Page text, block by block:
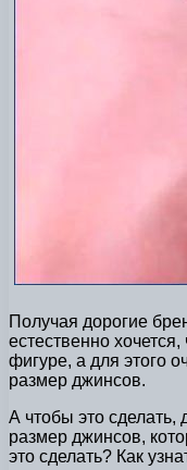
Получая дорогие
естественно
фигуре, а для этого
размер джинсов.
А чтобы это сделать,
размер джинсов,
это сделать? Как